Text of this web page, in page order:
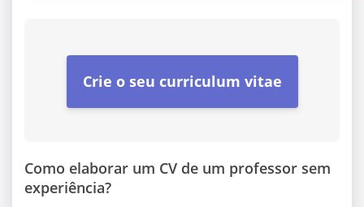
Crie o seu curriculum vitae
Como elaborar um CV de um professor sem
experiência?